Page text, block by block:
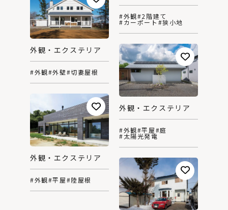
#外観#2階建て
#カーポート#狭小地
外観・エクステリア
#外観#外壁#切妻屋根
外観・エクステリア
#外観#平屋#庭
#太陽光発電
外観・エクステリア
#外観#平屋#陸屋根